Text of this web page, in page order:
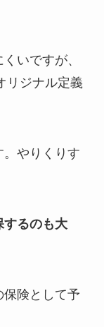
いですが、
リジナル定義
やりくりす
するのも大
保険として予